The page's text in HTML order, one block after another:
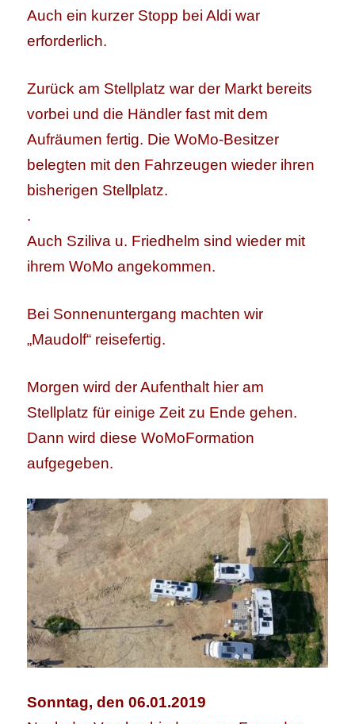
Auch ein kurzer Stopp bei Aldi war
erforderlich.
Zurück am Stellplatz war der Markt bereits
vorbei und die Händler fast mit dem
Aufräumen fertig. Die WoMo-Besitzer
belegten mit den Fahrzeugen wieder ihren
bisherigen Stellplatz.
.
Auch Sziliva u. Friedhelm sind wieder mit
ihrem WoMo angekommen.
Bei Sonnenuntergang machten wir
„Maudolf“ reisefertig.
Morgen wird der Aufenthalt hier am
Stellplatz für einige Zeit zu Ende gehen.
Dann wird diese WoMoFormation
aufgegeben.
Sonntag, den 06.01.2019